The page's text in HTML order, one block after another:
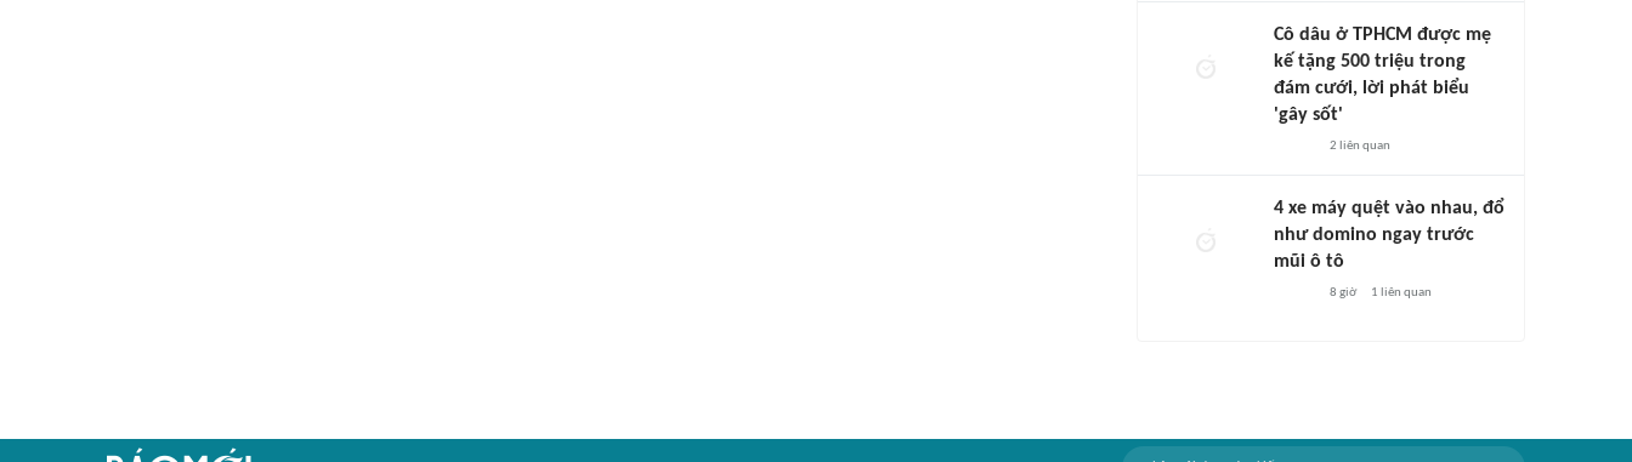
Cô dâu ở TPHCM được mẹ
kế tặng 500 triệu trong
đám cưới, lời phát biểu
'gây sốt'
2 liên quan
4 xe máy quệt vào nhau, đổ
như domino ngay trước
mũi ô tô
8 giờ 1 liên quan